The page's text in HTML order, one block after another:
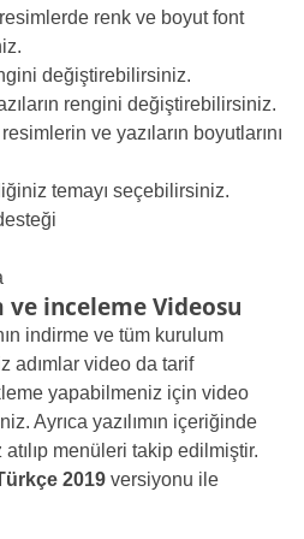
renk ve boyut font
değiştirebilirsiniz.
rengini değiştirebilirsiniz.
ve yazıların boyutlarını
temayı seçebilirsiniz.
inceleme Videosu
indirme ve tüm kurulum
adımlar video da tarif
yapabilmeniz için video
Ayrıca yazılımın içeriğinde
menüleri takip edilmiştir.
2019 versiyonu ile